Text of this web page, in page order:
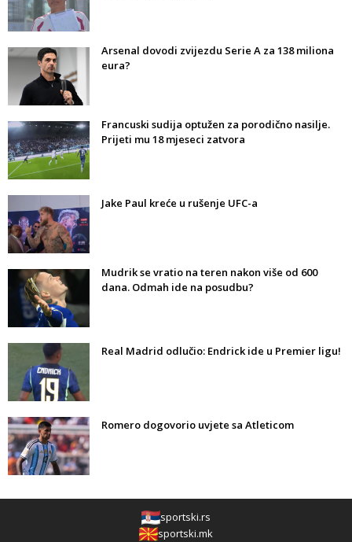
Arsenal dovodi zvijezdu Serie A za 138 miliona
eura?
Francuski sudija optužen za porodično nasilje.
Prijeti mu 18 mjeseci zatvora
Jake Paul kreće u rušenje UFC-a
Mudrik se vratio na teren nakon više od 600
dana. Odmah ide na posudbu?
Real Madrid odlučio: Endrick ide u Premier ligu!
Romero dogovorio uvjete sa Atleticom
sportski.rs
sportski.mk